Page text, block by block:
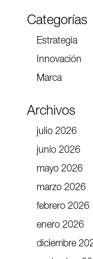
Categorías
Estrategia
Innovación
Marca
Archivos
julio 2026
junio 2026
mayo 2026
marzo 2026
febrero 2026
enero 2026
diciembre